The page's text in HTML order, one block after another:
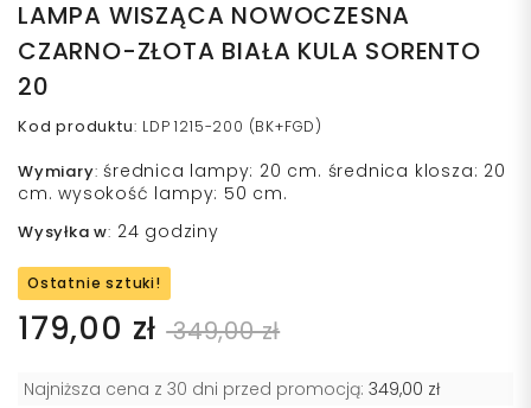
LAMPA WISZĄCA NOWOCZESNA
CZARNO-ZŁOTA BIAŁA KULA SORENTO
20
Kod produktu: LDP 1215-200 (BK+FGD)
Wymiary: średnica lampy: 20 cm. średnica klosza: 20
cm. wysokość lampy: 50 cm.
Wysyłka w: 24 godziny
Ostatnie sztuki!
179,00 zł 349,00 zł
Najniższa cena z 30 dni przed promocją: 349,00 zł